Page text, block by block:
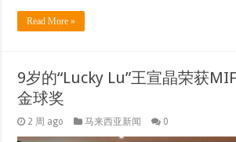
Read More »
9岁的“Lucky Lu”王宣晶荣获
金球奖
2 周 ago 马来西亚新闻 0